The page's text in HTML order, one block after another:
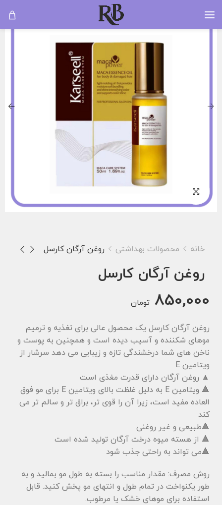
خانه محصولات بهداشتی روغن آرگان کارسل
روغن آرگان کارسل
850,000 تومان
روغن آرگان کارسل یک محصول عالی برای تغذیه و ترمیم
موهای شکننده و آسیب دیده است و همچنین به پوست و
ناخن های شما درخشندگی تازه و زیبایی می دهد سرشار از
ویتامین E
🔼 روغن آرگان دارای قدرت مغذی است
🔺 ویتامین E به دلیل غلظت بالای ویتامین E برای مو فوق
العاده مفید است، زیرا آن را قوی تر، براق تر و سالم تر می
کند
🔺طبیعی و غیر روغنی
🔺 از هسته میوه درخت آرگان تولید شده است
🔺می تواند به راحتی جذب شود
روش مصرف: مقدار مناسب را بسته به طول مو بمالید و به
طور یکنواخت در تمام طول و انتهای مو پخش کنید. قابل
استفاده برای موهای خشک یا مرطوب.